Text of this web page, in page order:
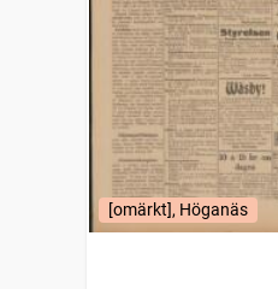
[omärkt], Höganäs